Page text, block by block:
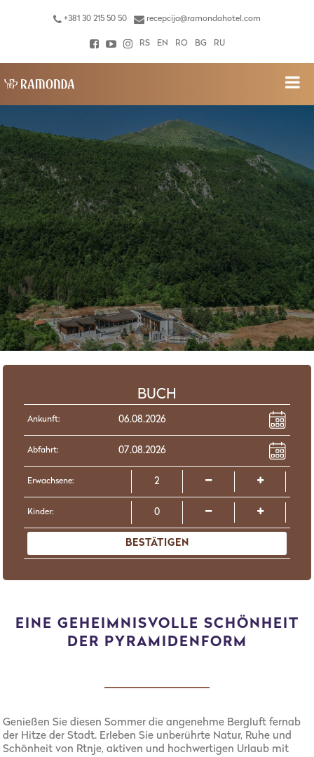
+381 30 215 50 50 recepcija@ramondahotel.com
RS EN RO BG RU
BUCH
Ankunft:
Abfahrt:
Erwachsene:
Kinder:
BESTÄTIGEN
EINE GEHEIMNISVOLLE SCHÖNHEIT
DER PYRAMIDENFORM
Genießen Sie diesen Sommer die angenehme Bergluft fernab
der Hitze der Stadt. Erleben Sie unberührte Natur, Ruhe und
Schönheit von Rtnje, aktiven und hochwertigen Urlaub mit